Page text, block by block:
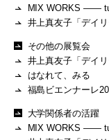
MIX WORKS ——
井上真友子「デイ
その他の展覧会
井上真友子「デイ
はなれて、みる
福島ビエンナーレ
大学関係者の活躍
MIX WORKS ——